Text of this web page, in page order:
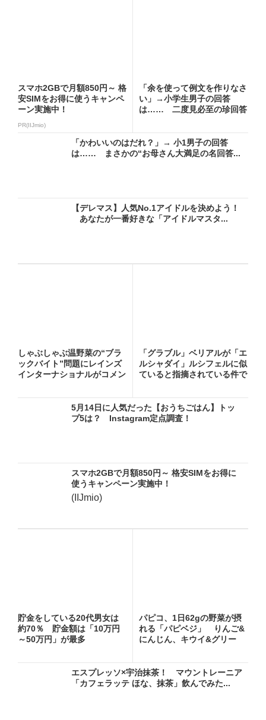
スマホ2GBで月額850円～ 格
安SIMをお得に使うキャンペ
ーン実施中！
PR(IIJmio)
「余を使って例文を作りなさ
い」→小学生男子の回答
は…… 二度見必至の珍回答
「かわいいのはだれ？」→ 小1男子の回答
は…… まさかの“お母さん大満足の名回答...
【デレマス】人気No.1アイドルを決めよう！
あなたが一番好きな「アイドルマスタ...
しゃぶしゃぶ温野菜の“ブラ
ックバイト”問題にレインズ
インターナショナルがコメン
「グラブル」ベリアルが「エ
ルシャダイ」ルシフェルに似
ていると指摘されている件で
5月14日に人気だった【おうちごはん】トッ
プ5は？ Instagram定点調査！
スマホ2GBで月額850円～ 格安SIMをお得に
使うキャンペーン実施中！
(IIJmio)
貯金をしている20代男女は
約70％ 貯金額は「10万円
～50万円」が最多
パピコ、1日62gの野菜が摂
れる「パピベジ」 りんご&
にんじん、キウイ&グリー
エスプレッソ×宇治抹茶！ マウントレーニア
「カフェラッテ ほな、抹茶」飲んでみた...